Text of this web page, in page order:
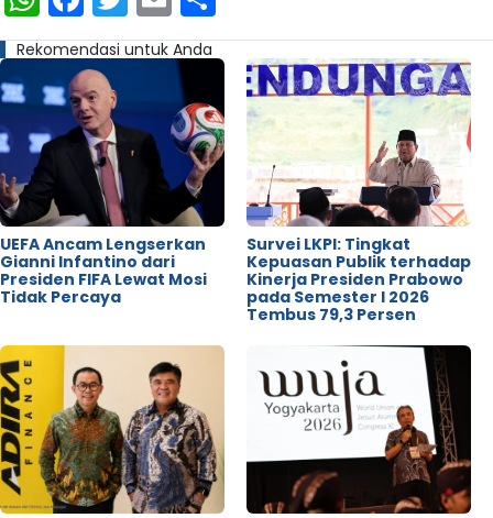
Rekomendasi untuk Anda
UEFA Ancam Lengserkan
Gianni Infantino dari
Presiden FIFA Lewat Mosi
Tidak Percaya
Survei LKPI: Tingkat
Kepuasan Publik terhadap
Kinerja Presiden Prabowo
pada Semester I 2026
Tembus 79,3 Persen